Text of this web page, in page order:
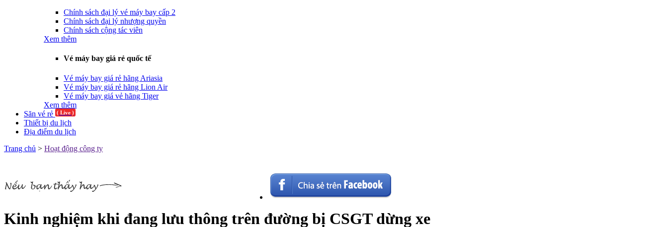
Chính sách đại lý vé máy bay cấp 2
Chính sách đại lý nhượng quyền
Chính sách cộng tác viên
Xem thêm
Vé máy bay giá rẻ quốc tế
Vé máy bay giá rẻ hãng Ariasia
Vé máy bay giá rẻ hãng Lion Air
Vé máy bay giá vẻ hãng Tiger
Xem thêm
Săn vé rẻ ( Live )
Thiết bị du lịch
Địa điểm du lịch
Trang chủ > Hoạt động công ty
Kinh nghiệm khi đang lưu thông trên đường bị CSGT dừng xe